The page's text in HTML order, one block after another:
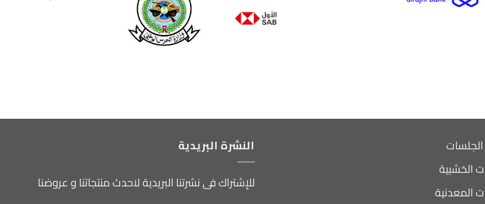
الخشبية
المعدنية
النشرة البريدية
للإشتراك فى نشرتنا البريدية لاحدث منتجاتنا و عروضنا